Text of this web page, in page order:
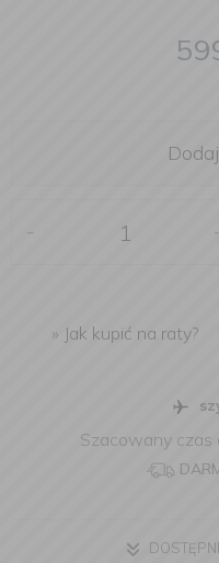
-
» Jak kupić na raty?
Szacowany czas